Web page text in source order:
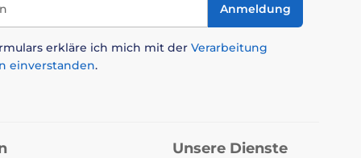
Anmeldung
erkläre ich mich mit der Verarbeitung
einverstanden.
Unsere Dienste